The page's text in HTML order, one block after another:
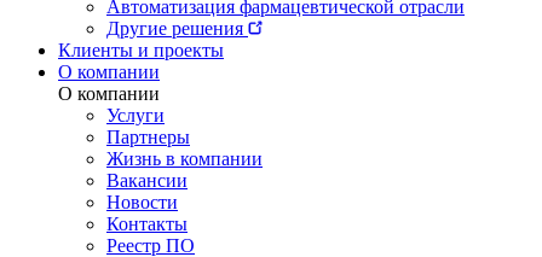
Автоматизация фармацевтической отрасли
Другие решения
Клиенты и проекты
О компании
О компании
Услуги
Партнеры
Жизнь в компании
Вакансии
Новости
Контакты
Реестр ПО